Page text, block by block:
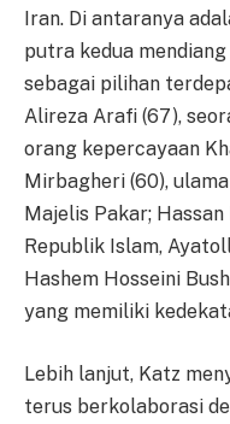
Iran. Di antaranya
putra kedua
sebagai pilihan
Alireza Arafi (67),
orang kepercayaan
Mirbagheri (60),
Majelis Pakar;
Republik Islam,
Hashem Hosseini
yang memiliki
Lebih lanjut, Katz
terus berkolaborasi